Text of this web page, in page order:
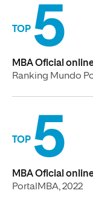
TOP 5
MBA Oficial
Ranking Mundo
TOP 5
MBA Oficial
PortalMBA, 2022